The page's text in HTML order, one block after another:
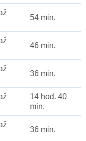
54 min.
46 min.
36 min.
14 hod. 40
min.
36 min.